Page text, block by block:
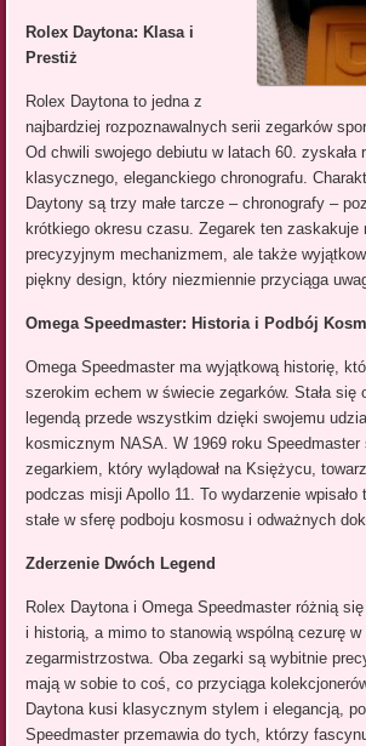
Rolex Daytona: Klasa i
Prestiż
Rolex Daytona to jedna z
najbardziej rozpoznawalnych serii zegarków
Od chwili swojego debiutu w latach 60. zyskała
klasycznego, eleganckiego chronografu.
Daytony są trzy małe tarcze – chronografy –
krótkiego okresu czasu. Zegarek ten zaskakuje
precyzyjnym mechanizmem, ale także
piękny design, który niezmiennie przyciąga
Omega Speedmaster: Historia i Podbój
Omega Speedmaster ma wyjątkową historię,
szerokim echem w świecie zegarków. Stała się
legendą przede wszystkim dzięki swojemu
kosmicznym NASA. W 1969 roku Speedmaster
zegarkiem, który wylądował na Księżycu,
podczas misji Apollo 11. To wydarzenie
stałe w sferę podboju kosmosu i odważnych
Zderzenie Dwóch Legend
Rolex Daytona i Omega Speedmaster różnią
i historią, a mimo to stanowią wspólną cezurę w
zegarmistrzostwa. Oba zegarki są wybitnie
mają w sobie to coś, co przyciąga
Daytona kusi klasycznym stylem i elegancją,
Speedmaster przemawia do tych, którzy